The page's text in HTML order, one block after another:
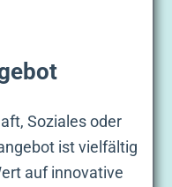
Soziales oder
ist vielfältig
auf innovative